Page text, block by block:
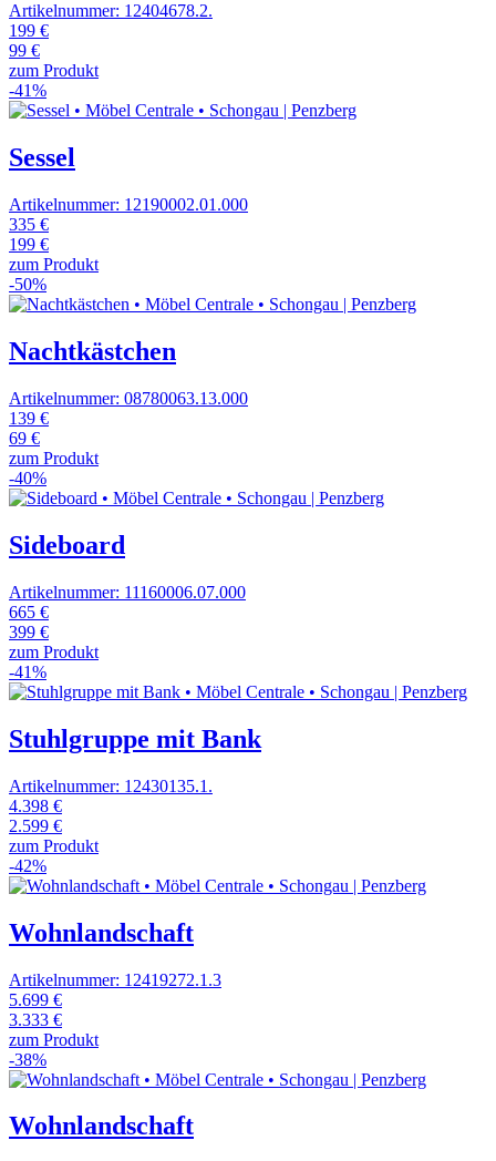
Artikelnummer: 12404678.2.
199 €
99 €
zum Produkt
-41%
Sessel
Artikelnummer: 12190002.01.000
335 €
199 €
zum Produkt
-50%
Nachtkästchen
Artikelnummer: 08780063.13.000
139 €
69 €
zum Produkt
-40%
Sideboard
Artikelnummer: 11160006.07.000
665 €
399 €
zum Produkt
-41%
Stuhlgruppe mit Bank
Artikelnummer: 12430135.1.
4.398 €
2.599 €
zum Produkt
-42%
Wohnlandschaft
Artikelnummer: 12419272.1.3
5.699 €
3.333 €
zum Produkt
-38%
Wohnlandschaft